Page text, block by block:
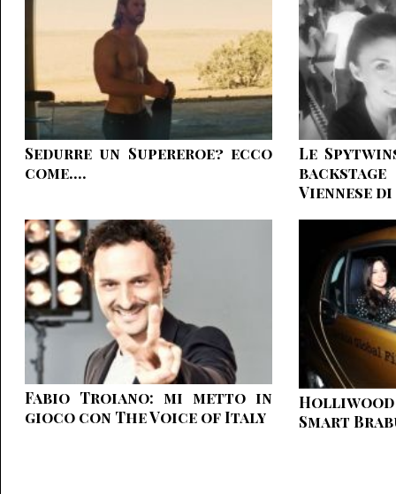
Sedurre un Supereroe? ecco
come....
Le
Viennese di
Fabio Troiano: mi metto in
gioco con The Voice of Italy
Smart